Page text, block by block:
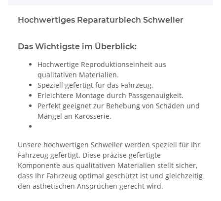
Hochwertiges Reparaturblech Schweller
Das Wichtigste im Überblick:
Hochwertige Reproduktionseinheit aus
qualitativen Materialien.
Speziell gefertigt für das Fahrzeug.
Erleichtere Montage durch Passgenauigkeit.
Perfekt geeignet zur Behebung von Schäden und
Mängel an Karosserie.
Unsere hochwertigen Schweller werden speziell für Ihr
Fahrzeug gefertigt. Diese präzise gefertigte
Komponente aus qualitativen Materialien stellt sicher,
dass Ihr Fahrzeug optimal geschützt ist und gleichzeitig
den ästhetischen Ansprüchen gerecht wird.